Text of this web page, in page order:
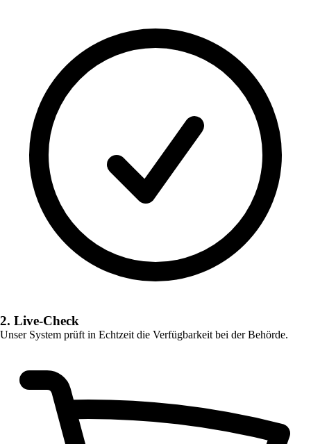
2. Live-Check
Unser System prüft in Echtzeit die Verfügbarkeit bei der Behörde.